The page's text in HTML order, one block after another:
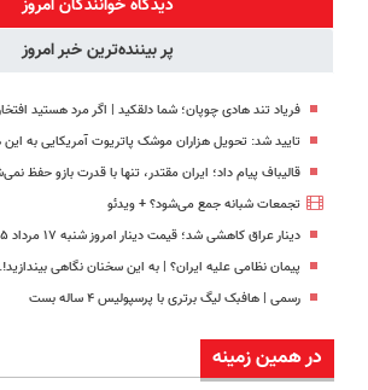
پر بیننده‌ترین خبر امروز
فریاد تند هادی چوپان؛‌ شما دلقکید | اگر مرد هستید
تایید شد: تحویل هزاران موشک پاتریوت آمریکایی به
قالیباف پیام داد؛ ایران مقتدر، تنها با قدرت بازو حفظ
تجمعات شبانه جمع می‌شود؟ + ویدئو
دینار عراق کاهشی شد؛ قیمت دینار امروز شنبه ۱۷ مرداد ۱۴۰۵
پیمان نظامی علیه ایران؟ | به این سخنان نگاهی
رسمی | هافبک لیگ برتری با پرسپولیس ۴ ساله بست
در همین زمینه